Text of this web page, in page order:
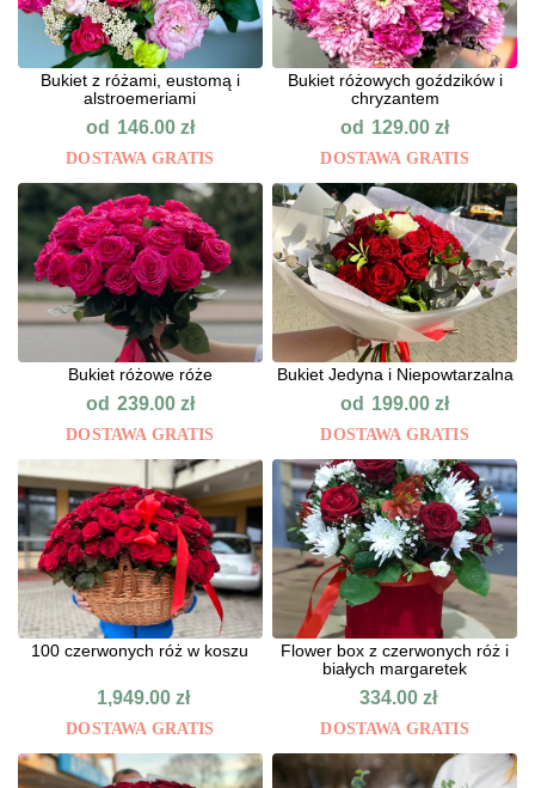
Bukiet z różami, eustomą i
alstroemeriami
od 146.00 zł
DOSTAWA GRATIS
Bukiet różowych goździków i
chryzantem
od 129.00zł
DOSTAWA GRATIS
Bukiet różowe róże
od 239.00 zł
DOSTAWA GRATIS
Bukiet Jedyna i Niepowtarzalna
od 199.00zł
DOSTAWA GRATIS
100 czerwonych róż w koszu
1,949.00zł
DOSTAWA GRATIS
Flower box z czerwonych róż i
białych margaretek
334.00zł
DOSTAWA GRATIS